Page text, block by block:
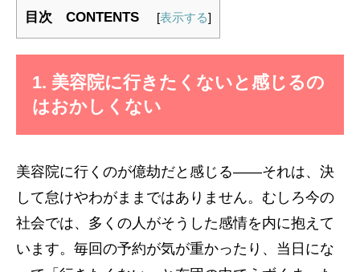
目次 CONTENTS [表示する]
1. 美容院に行きたくないと感じるの
はおかしくない
美容院に行くのが億劫だと感じる――それは、決
して怠けやわがままではありません。むしろ今の
社会では、多くの人がそうした感情を内に抱えて
います。毎回の予約が気が重かったり、当日にな